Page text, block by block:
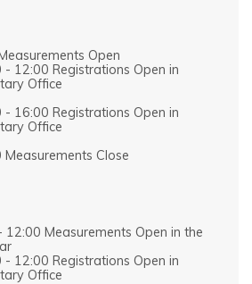
Open
- 12:00 Registrations Open in
Office
- 16:00 Registrations Open in
Office
Measurements Close
12:00 Measurements Open in the
- 12:00 Registrations Open in
Office